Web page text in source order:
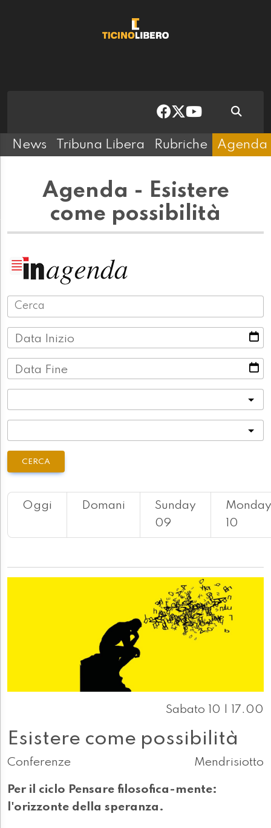
News Tribuna Libera Rubriche Agenda
Agenda - Esistere
come possibilità
Data Inizio
Data Fine
CERCA
Oggi Domani
Sunday
09
Monday
10
Sabato 10 | 17.00
Esistere come possibilità
Conferenze Mendrisiotto
Per il ciclo Pensare filosofica-mente:
l'orizzonte della speranza.